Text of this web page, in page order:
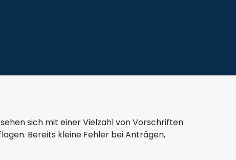
sich mit einer Vielzahl von Vorschriften
Bereits kleine Fehler bei Anträgen,